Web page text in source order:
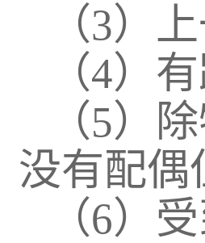
（3）
（4）
（5）
没有配偶
（6）